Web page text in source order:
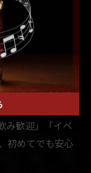
ポイント
際は、「アット
カウンター中
イントです。す
すバーが多く集
み歓迎」「イベ
初めてでも安心